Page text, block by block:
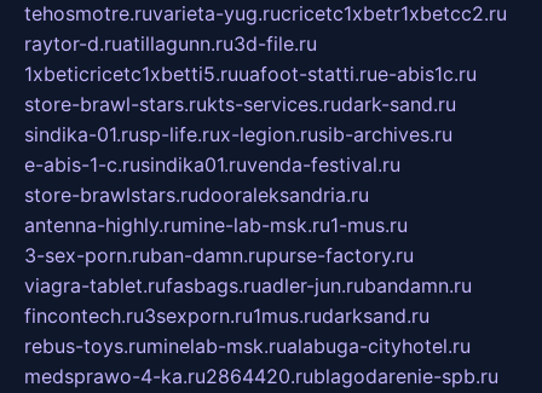
tehosmotre.ruvarieta-yug.rucricetc1xbetr1xbetcc2.ru
raytor-d.ruatillagunn.ru3d-file.ru
1xbeticricetc1xbetti5.ruuafoot-statti.rue-abis1c.ru
store-brawl-stars.rukts-services.rudark-sand.ru
sindika-01.rusp-life.rux-legion.rusib-archives.ru
e-abis-1-c.rusindika01.ruvenda-festival.ru
store-brawlstars.rudooraleksandria.ru
antenna-highly.rumine-lab-msk.ru1-mus.ru
3-sex-porn.ruban-damn.rupurse-factory.ru
viagra-tablet.rufasbags.ruadler-jun.rubandamn.ru
fincontech.ru3sexporn.ru1mus.rudarksand.ru
rebus-toys.ruminelab-msk.rualabuga-cityhotel.ru
medsprawo-4-ka.ru2864420.rublagodarenie-spb.ru